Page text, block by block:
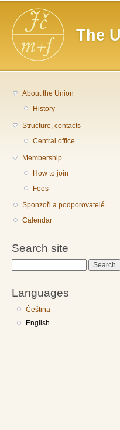
The
Main menu
About the Union
History
Structure, contacts
Central office
Membership
How to join
Fees
Sponzoři a podporovatelé
Calendar
Search site
Languages
Čeština
English